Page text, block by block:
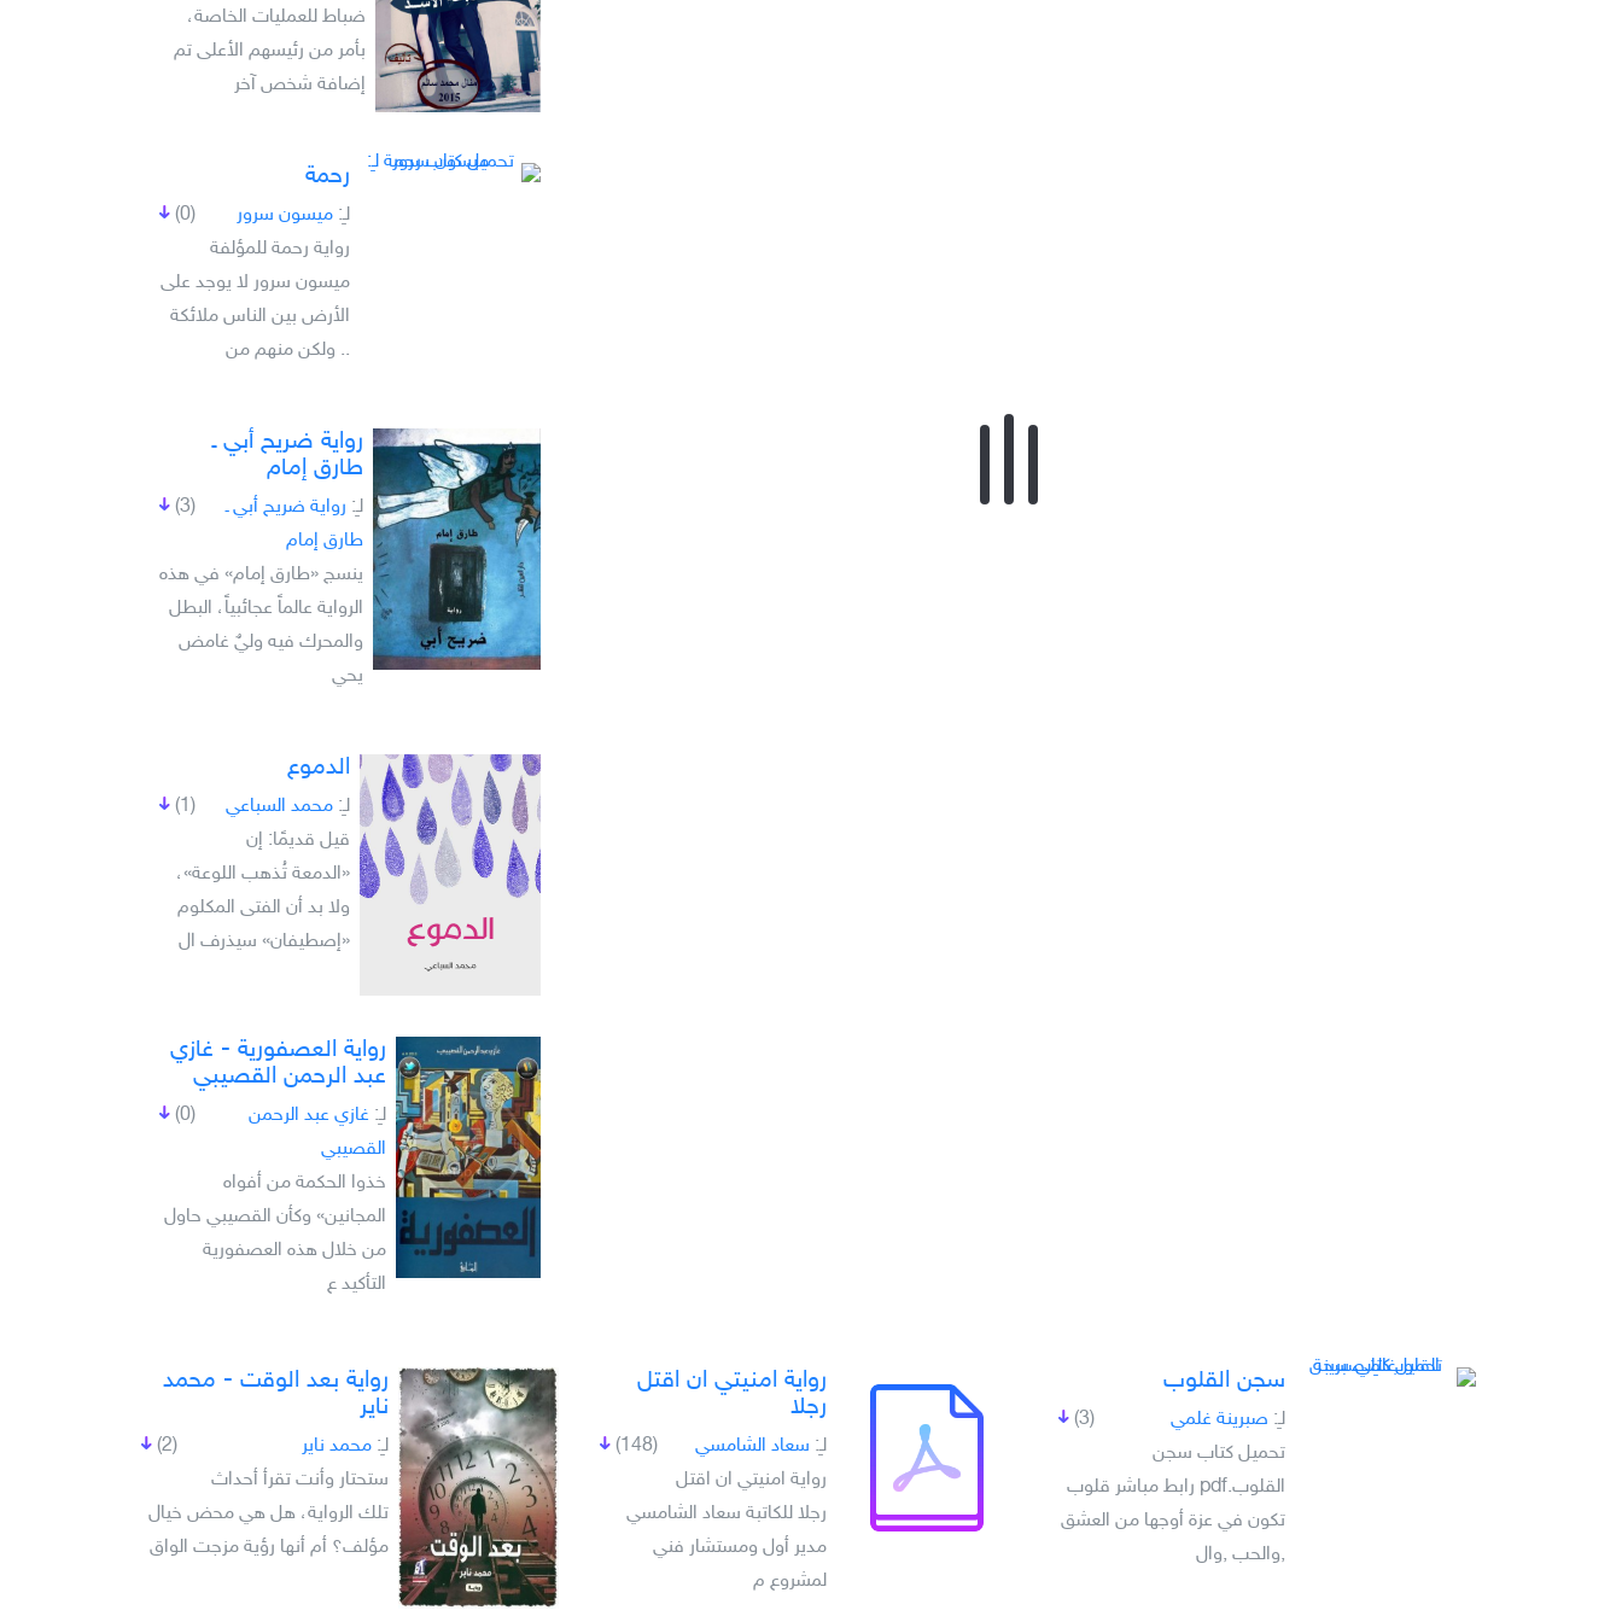
ضباط للعمليات الخاصة،
بأمر من رئيسهم الأعلى تم
إضافة شخص آخر
رحمة
(0) لـِ: ميسون سرور
رواية رحمة للمؤلفة
ميسون سرور لا يوجد على
الأرض بين الناس ملائكة
.. ولكن منهم من
رواية ضريح أبي ـ
طارق إمام
(3) لـِ: رواية ضريح أبي ـ
طارق إمام
ينسج «طارق إمام» في هذه
الرواية عالماً عجائبياً، البطل
والمحرك فيه وليٌ غامض
يحي
الدموع
(1) لـِ: محمد السباعي
قيل قديمًا: إن
«الدمعة تُذهب اللوعة»،
ولا بد أن الفتى المكلوم
«إصطيفان» سيذرف ال
رواية العصفورية - غازي
عبد الرحمن القصيبي
(0) لـِ: غازي عبد الرحمن
القصيبي
خذوا الحكمة من أفواه
المجانين» وكأن القصيبي حاول
من خلال هذه العصفورية
التأكيد ع
سجن القلوب
(3) لـِ: صبرينة غلمي
تحميل كتاب سجن
القلوب.pdf رابط مباشر قلوب
تكون في عزة أوجها من العشق
,والحب ,وال
رواية امنيتي ان اقتل
رجلا
(148) لـِ: سعاد الشامسي
رواية امنيتي ان اقتل
رجلا للكاتبة سعاد الشامسي
مدير أول ومستشار فني
لمشروع م
رواية بعد الوقت - محمد
ناير
(2) لـِ:محمد ناير
ستحتار وأنت تقرأ أحداث
تلك الرواية، هل هي محض خيال
مؤلف؟ أم أنها رؤية مزجت الواق